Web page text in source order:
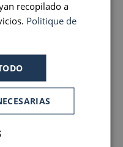
recopilado a
Politique de